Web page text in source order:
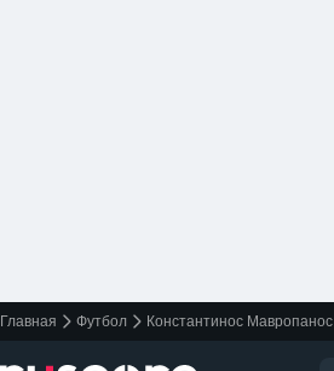
Главная Футбол Константинос Мавропанос